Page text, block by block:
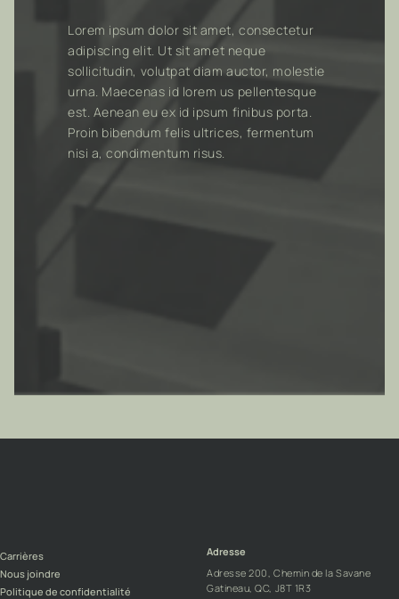
Lorem ipsum dolor sit amet, consectetur
adipiscing elit. Ut sit amet neque
sollicitudin, volutpat diam auctor, molestie
urna. Maecenas id lorem us pellentesque
est. Aenean eu ex id ipsum finibus porta.
Proin bibendum felis ultrices, fermentum
nisi a, condimentum risus.
Carrières
Nous joindre
Politique de confidentialité
Adresse
Adresse 200, Chemin de la Savane
Gatineau, QC, J8T 1R3